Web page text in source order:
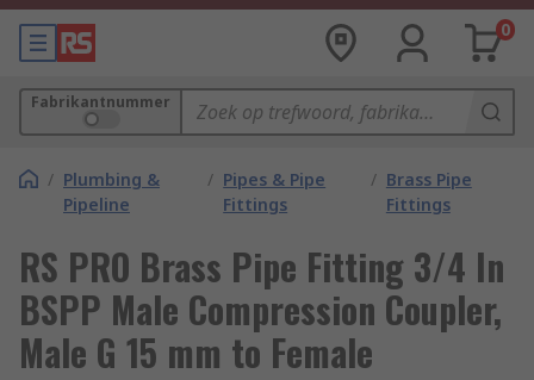
0
Fabrikantnummer
/ Plumbing &
Pipeline
/ Pipes & Pipe
Fittings
/ Brass Pipe
Fittings
RS PRO Brass Pipe Fitting 3/4 In
BSPP Male Compression Coupler,
Male G 15 mm to Female